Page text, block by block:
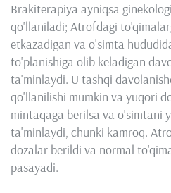
Brakiterapiya ayniqsa
qo'llaniladi; Atrofdagi
etkazadigan va o'simta
to'planishiga olib keladigan
ta'minlaydi. U tashqi
qo'llanilishi mumkin va yuqori
mintaqaga berilsa va o'simtani
ta'minlaydi, chunki kamroq.
dozalar berildi va normal
pasayadi.